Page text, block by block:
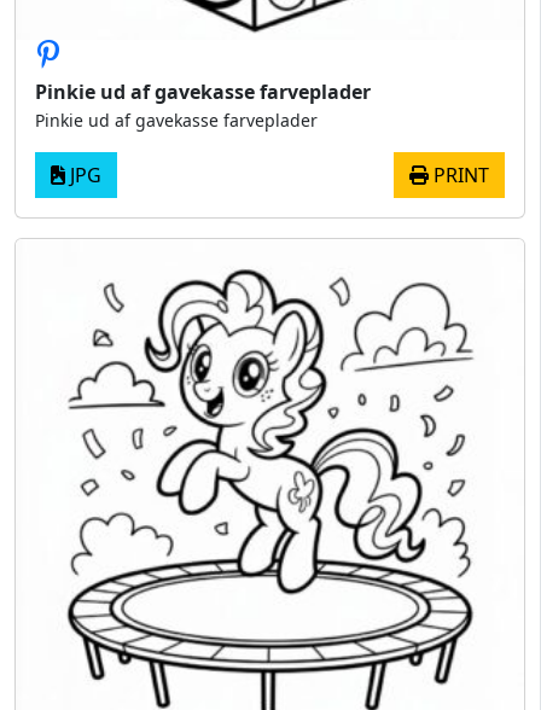
Pinkie ud af gavekasse farveplader
Pinkie ud af gavekasse farveplader
JPG PRINT